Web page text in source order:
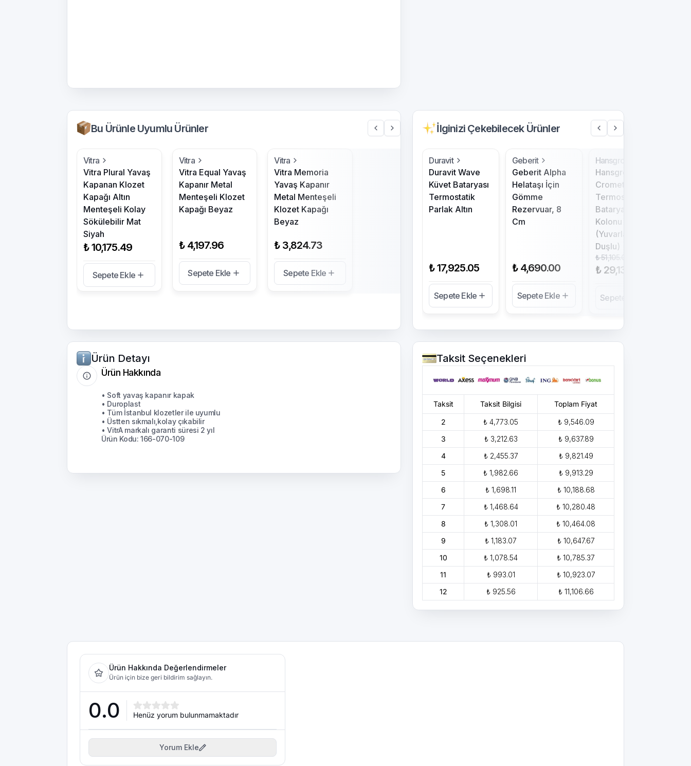
Bu Ürünle Uyumlu Ürünler
Vitra
Vitra Plural Yavaş
Kapanan Klozet
Kapağı Altın
Menteşeli Kolay
Sökülebilir Mat
Siyah
₺ 10,175.49
Sepete Ekle
Vitra
Vitra Equal Yavaş
Kapanır Metal
Menteşeli Klozet
Kapağı Beyaz
₺ 4,197.96
Sepete Ekle
Vitra
Vitra Memoria
Yavaş Kapanır
Metal Menteşeli
Klozet Kapağı
Beyaz
₺ 3,824.73
Sepete Ekle
İlginizi Çekebilecek Ürünler
Duravit
Duravit Wave
Küvet Bataryası
Termostatik
Parlak Altın
₺ 17,925.05
Sepete Ekle
Geberit
Geberit Alpha
Helataşı İçin
Gömme
Rezervuar, 8
Cm
₺ 4,690.00
Sepete Ekle
Hansgrohe
Hansgrohe
Crometta
Termostatik
Bataryalı Duş
Kolonu
(Yuvarlak Tepe
Duşlu)
₺ 51,105.00
₺ 29,130.00
Sepete Ekle
Ürün Detayı
Ürün Hakkında
• Soft yavaş kapanır kapak
• Duroplast
• Tüm İstanbul klozetler ile uyumlu
• Üstten sıkmalı,kolay çıkabilir
• VitrA markalı garanti süresi 2 yıl
Ürün Kodu: 166-070-109
Taksit Seçenekleri
Taksit Taksit Bilgisi Toplam Fiyat
2 ₺ 4,773.05
₺ 9,546.09
3
₺ 3,212.63
₺ 9,637.89
4
₺ 2,455.37
₺ 9,821.49
5
₺ 1,982.66
₺ 9,913.29
6
₺ 1,698.11
₺ 10,188.68
7
₺ 1,468.64
₺ 10,280.48
8
₺ 1,308.01
₺ 10,464.08
9
₺ 1,183.07
₺ 10,647.67
10
₺ 1,078.54
₺ 10,785.37
11
₺ 993.01
₺ 10,923.07
12
₺ 925.56 ₺ 11,106.66
Ürün Hakkında Değerlendirmeler
Ürün için bize geri bildirim sağlayın.
0.0 Henüz yorum bulunmamaktadır
Yorum Ekle